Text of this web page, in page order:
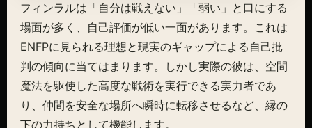
フィンラルは「自分は戦えない」「弱い」と口にする
場面が多く、自己評価が低い一面があります。これは
ENFPに見られる理想と現実のギャップによる自己批
判の傾向に当てはまります。しかし実際の彼は、空間
魔法を駆使した高度な戦術を実行できる実力者であ
り、仲間を安全な場所へ瞬時に転移させるなど、縁の
下の力持ちとして機能します。